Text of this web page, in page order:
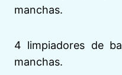
manchas.
4 limpiadores de
manchas.